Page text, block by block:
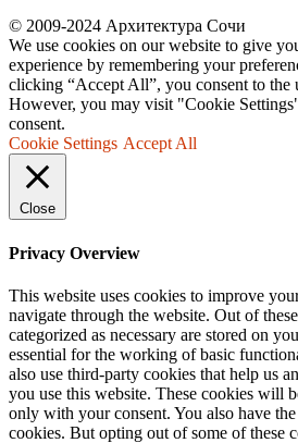
© 2009-2024 Архитектура Сочи
We use cookies on our website to give
experience by remembering your
clicking “Accept All”, you consent to the
However, you may visit "Cookie
consent.
Cookie Settings Accept All
Close
Privacy Overview
This website uses cookies to improve
navigate through the website. Out of
categorized as necessary are stored on
essential for the working of basic
also use third-party cookies that help us
you use this website. These cookies will
only with your consent. You also have
cookies. But opting out of some of these